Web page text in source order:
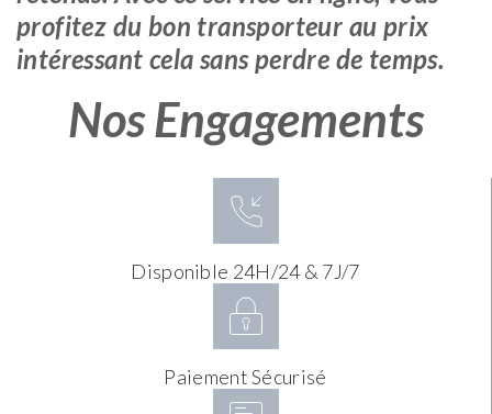
profitez du bon transporteur au prix
intéressant cela sans perdre de temps.
Nos Engagements
Disponible 24H/24 & 7J/7
Paiement Sécurisé